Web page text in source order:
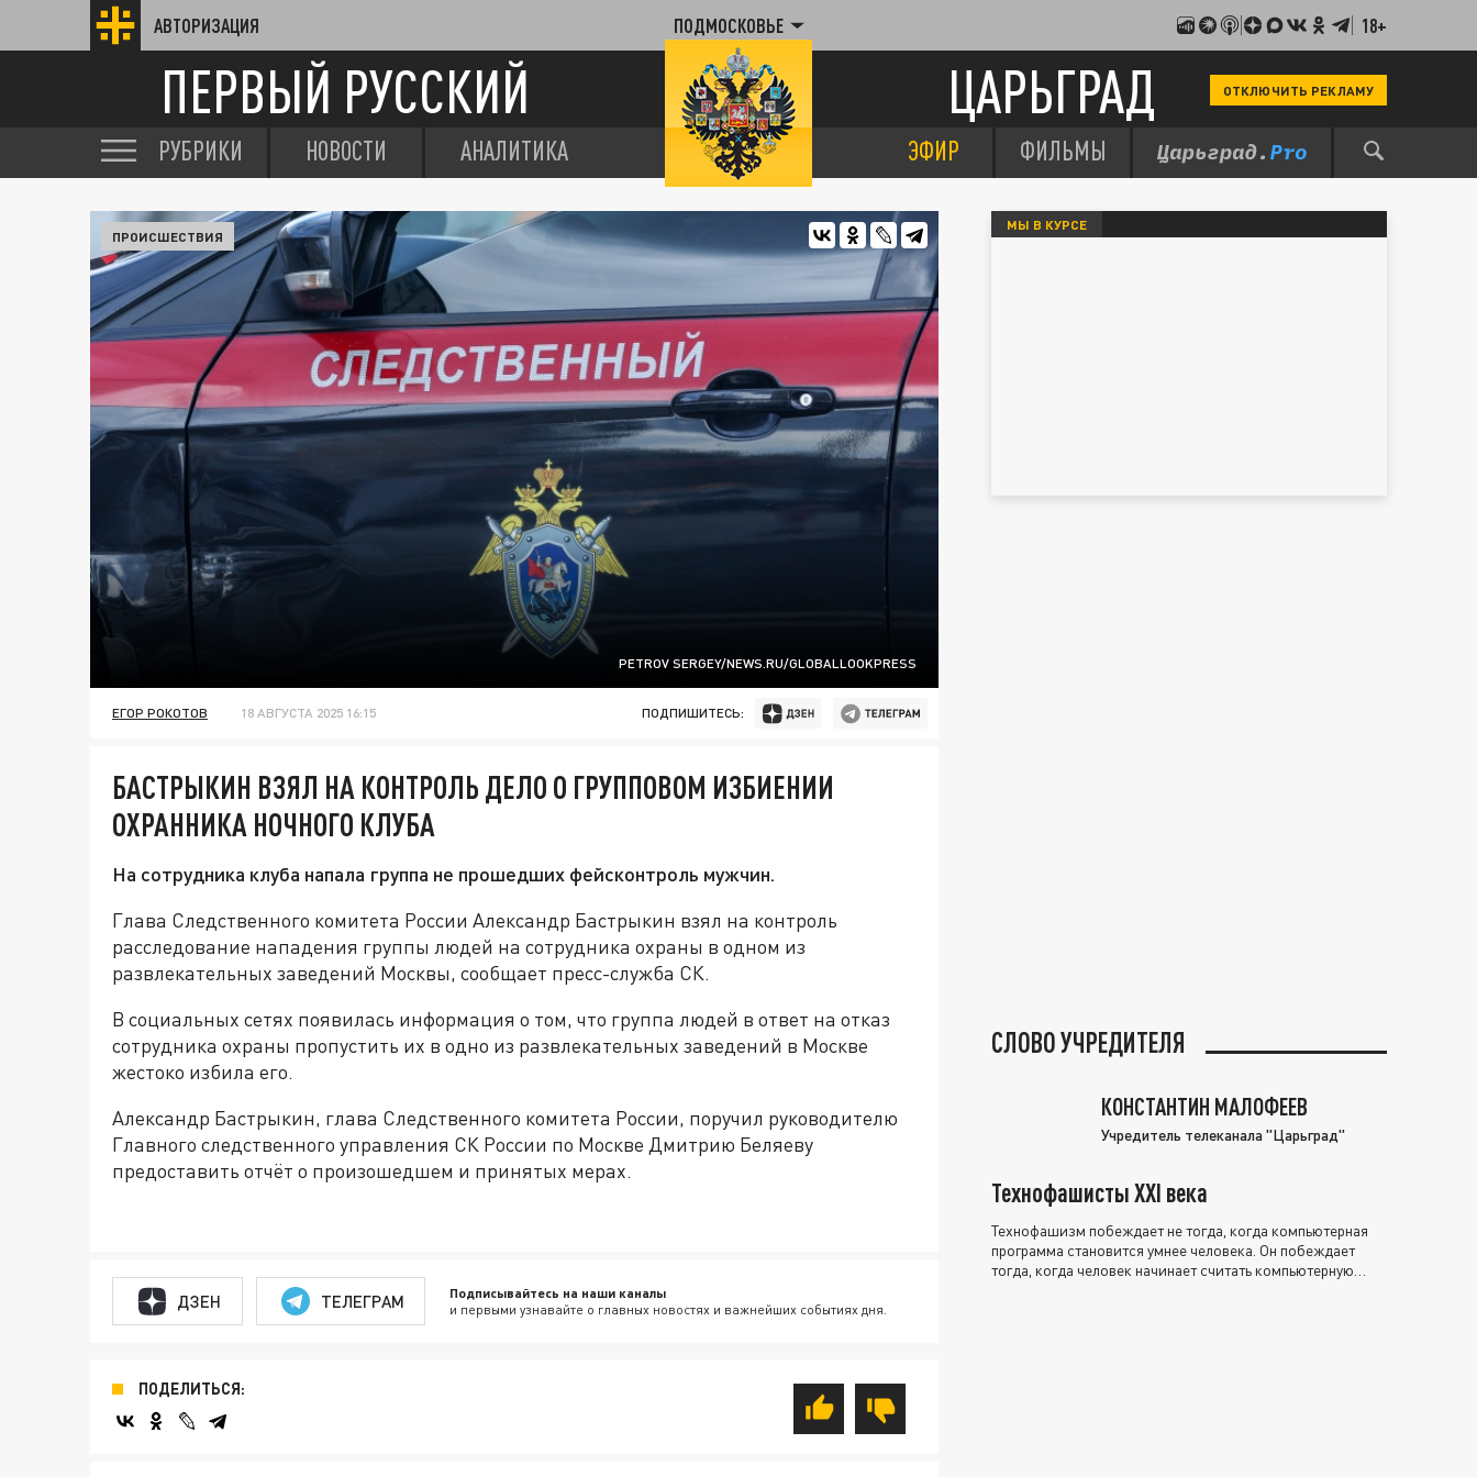
АВТОРИЗАЦИЯ ПОДМОСКОВЬЕ 18+
ПЕРВЫЙ РУССКИЙ ЦАРЬГРАД ОТКЛЮЧИТЬ РЕКЛАМУ
РУБРИКИ НОВОСТИ АНАЛИТИКА ЭФИР ФИЛЬМЫ
PETROV SERGEY/NEWS.RU/GLOBALLOOKPRESS
ПРОИСШЕСТВИЯ
ЕГОР РОКОТОВ 18 АВГУСТА 2025 16:15 ПОДПИШИТЕСЬ:
БАСТРЫКИН ВЗЯЛ НА КОНТРОЛЬ ДЕЛО О ГРУППОВОМ ИЗБИЕНИИ
ОХРАННИКА НОЧНОГО КЛУБА
На сотрудника клуба напала группа не прошедших фейсконтроль мужчин.
Глава Следственного комитета России Александр Бастрыкин взял на контроль
расследование нападения группы людей на сотрудника охраны в одном из
развлекательных заведений Москвы, сообщает пресс-служба СК.
В социальных сетях появилась информация о том, что группа людей в ответ на отказ
сотрудника охраны пропустить их в одно из развлекательных заведений в Москве
жестоко избила его.
Александр Бастрыкин, глава Следственного комитета России, поручил руководителю
Главного следственного управления СК России по Москве Дмитрию Беляеву
предоставить отчёт о произошедшем и принятых мерах.
ДЗЕН ТЕЛЕГРАМ Подписывайтесь на наши каналы
и первыми узнавайте о главных новостях и важнейших событиях дня.
ПОДЕЛИТЬСЯ:
МЫ В КУРСЕ
СЛОВО УЧРЕДИТЕЛЯ
КОНСТАНТИН МАЛОФЕЕВ
Учредитель телеканала "Царьград"
Технофашисты XXI века
Технофашизм побеждает не тогда, когда компьютерная
программа становится умнее человека. Он побеждает
тогда, когда человек начинает считать компьютерную